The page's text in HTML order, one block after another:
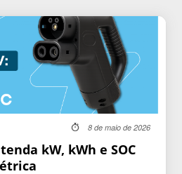
8 de maio de 2026
kW, kWh e SOC